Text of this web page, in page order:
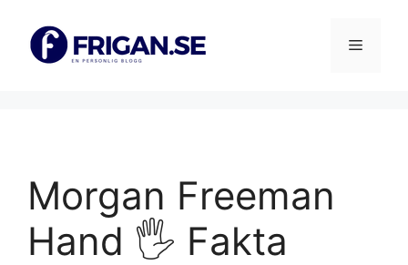
innehåll
Meny
Morgan Freeman
Hand 🖐️ Fakta